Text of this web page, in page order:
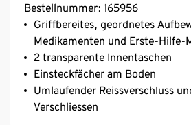
Bestellnummer: 165956
Griffbereites, geordnetes
Medikamenten und Erste-Hilfe-
2 transparente Innentaschen
Einsteckfächer am Boden
Umlaufender Reissverschluss
Verschliessen